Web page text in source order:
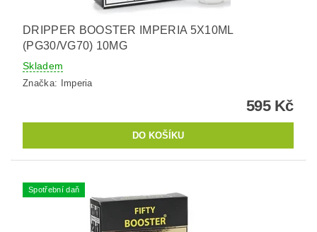
DRIPPER BOOSTER IMPERIA 5X10ML
(PG30/VG70) 10MG
Skladem
Značka: Imperia
595 Kč
Spotřební daň